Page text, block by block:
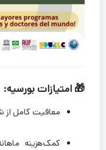
🎁 امتیازات بورسیه:
معافیت کامل از
کمک‌هزینه